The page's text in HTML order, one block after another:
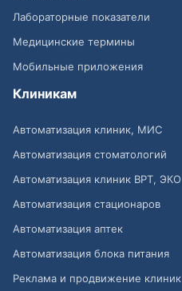
Лабораторные показатели
Медицинские термины
Мобильные приложения
Клиникам
Автоматизация клиник, МИС
Автоматизация стоматологий
Автоматизация клиник ВРТ, ЭКО
Автоматизация стационаров
Автоматизация аптек
Автоматизация блока питания
Реклама и продвижение клиник